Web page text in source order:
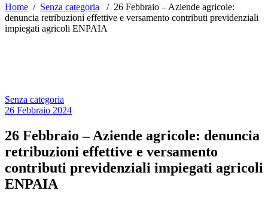
Home / Senza categoria / 26 Febbraio – Aziende agricole:
denuncia retribuzioni effettive e versamento contributi previdenziali
impiegati agricoli ENPAIA
Senza categoria
26 Febbraio 2024
26 Febbraio – Aziende agricole: denuncia
retribuzioni effettive e versamento
contributi previdenziali impiegati agricoli
ENPAIA